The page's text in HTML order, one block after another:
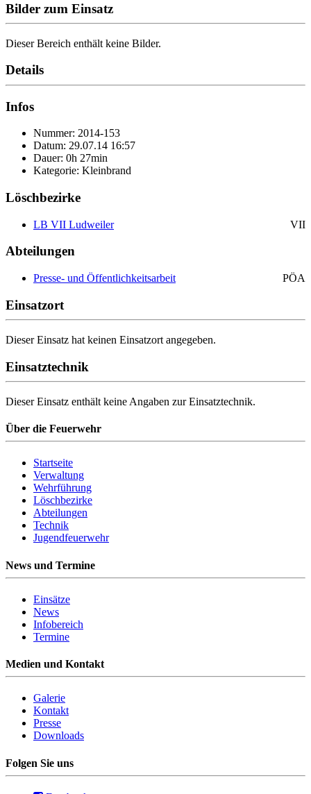
Bilder zum Einsatz
Dieser Bereich enthält keine Bilder.
Details
Infos
Nummer: 2014-153
Datum: 29.07.14 16:57
Dauer: 0h 27min
Kategorie: Kleinbrand
Löschbezirke
LB VII Ludweiler VII
Abteilungen
Presse- und Öffentlichkeitsarbeit PÖA
Einsatzort
Dieser Einsatz hat keinen Einsatzort angegeben.
Einsatztechnik
Dieser Einsatz enthält keine Angaben zur Einsatztechnik.
Über die Feuerwehr
Startseite
Verwaltung
Wehrführung
Löschbezirke
Abteilungen
Technik
Jugendfeuerwehr
News und Termine
Einsätze
News
Infobereich
Termine
Medien und Kontakt
Galerie
Kontakt
Presse
Downloads
Folgen Sie uns